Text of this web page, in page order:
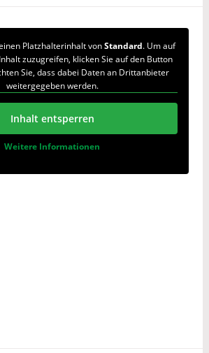
Platzhalterinhalt vonStandard. Um auf
zuzugreifen, klicken Sie auf den Button
Sie, dass dabei Daten an Drittanbieter
weitergegeben werden.
Inhalt entsperren
Weitere Informationen